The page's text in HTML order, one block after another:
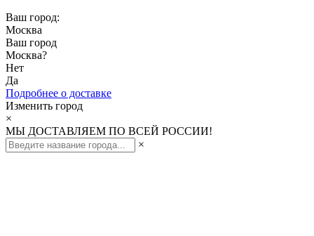
Ваш город:
Москва
Ваш город
Москва?
Нет
Да
Подробнее о доставке
Изменить город
×
МЫ ДОСТАВЛЯЕМ ПО ВСЕЙ РОССИИ!
×